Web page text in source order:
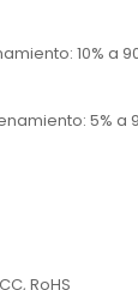
10% a
5% a
RoHS